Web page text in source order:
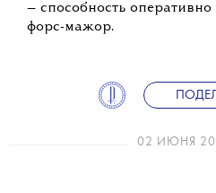
— способность
форс-мажор.
02 ИЮНЯ